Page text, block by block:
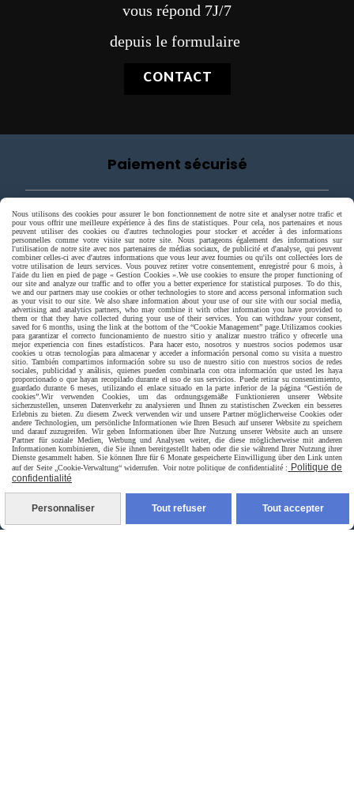
vous répond 7J/7
depuis le formulaire
CONTACT
Paiement sécurisé
Livraison rapide
Nous utilisons des cookies pour assurer le bon fonctionnement de notre site et analyser notre trafic et
pour vous offrir une meilleure expérience à des fins de statistiques. Pour cela, nos partenaires et nous
peuvent utiliser des cookies ou d'autres technologies pour stocker et accéder à des informations
personnelles comme votre visite sur notre site. Nous partageons également des informations sur
l'utilisation de notre site avec nos partenaires de médias sociaux, de publicité et d'analyse, qui peuvent
combiner celles-ci avec d'autres informations que vous leur avez fournies ou qu'ils ont collectées lors de
votre utilisation de leurs services. Vous pouvez retirer votre consentement, enregistré pour 6 mois, à
l'aide du lien en pied de page « Gestion Cookies ». We use cookies to ensure the proper functioning of
our site and analyze our traffic and to offer you a better experience for statistical purposes. To do this,
we and our partners may use cookies or other technologies to store and access personal information such
as your visit to our site. We also share information about your use of our site with our social media,
advertising and analytics partners, who may combine it with other information you have provided to
them or that they have collected during your use of their services. You can withdraw your consent,
saved for 6 months, using the link at the bottom of the “Cookie Management” page. Utilizamos cookies
para garantizar el correcto funcionamiento de nuestro sitio y analizar nuestro tráfico y ofrecerle una
mejor experiencia con fines estadísticos. Para hacer esto, nosotros y nuestros socios podemos usar
cookies u otras tecnologías para almacenar y acceder a información personal como su visita a nuestro
sitio. También compartimos información sobre su uso de nuestro sitio con nuestros socios de redes
sociales, publicidad y análisis, quienes pueden combinarla con otra información que usted les haya
proporcionado o que hayan recopilado durante el uso de sus servicios. Puede retirar su consentimiento,
guardado durante 6 meses, utilizando el enlace situado en la parte inferior de la página “Gestión de
cookies”. Wir verwenden Cookies, um das ordnungsgemäße Funktionieren unserer Website
sicherzustellen, unseren Datenverkehr zu analysieren und Ihnen zu statistischen Zwecken ein besseres
Erlebnis zu bieten. Zu diesem Zweck verwenden wir und unsere Partner möglicherweise Cookies oder
andere Technologien, um persönliche Informationen wie Ihren Besuch auf unserer Website zu speichern
und darauf zuzugreifen. Wir geben Informationen über Ihre Nutzung unserer Website auch an unsere
Partner für soziale Medien, Werbung und Analysen weiter, die diese möglicherweise mit anderen
Informationen kombinieren, die Sie ihnen bereitgestellt haben oder die sie während Ihrer Nutzung ihrer
Dienste gesammelt haben. Sie können Ihre für 6 Monate gespeicherte Einwilligung über den Link unten
auf der Seite „Cookie-Verwaltung“ widerrufen. Voir notre politique de confidentialité :
Politique de
confidentialité
Personnaliser Tout refuser Tout accepter